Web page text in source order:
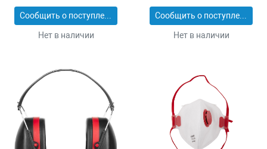
Сообщить о поступлении
Нет в наличии
Сообщить о поступлении
Нет в наличии